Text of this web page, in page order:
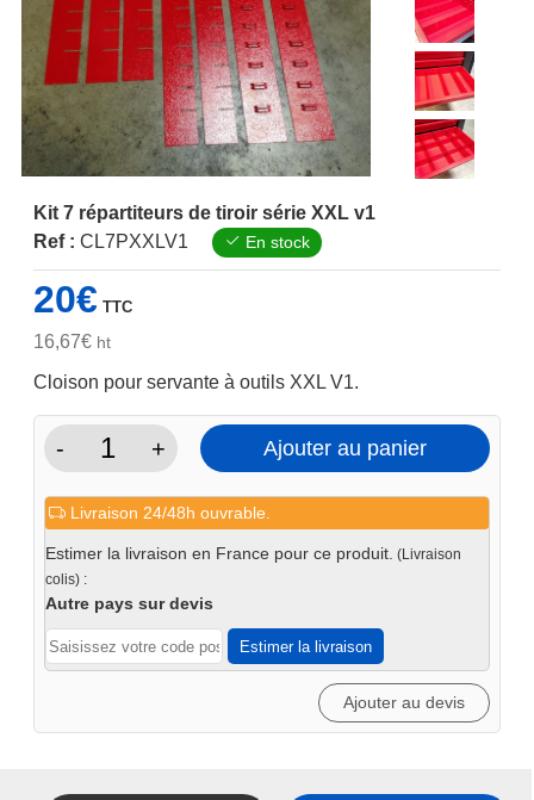
Kit 7 répartiteurs de tiroir série XXL v1
Ref : CL7PXXLV1 En stock
20€ TTC
16,67€ht
Cloison pour servante à outils XXL V1.
-
quantité
Kit
7
de
tiroir
série
+ Ajouter au panier
Livraison 24/48h ouvrable.
Estimer la livraison en France pour ce produit. (Livraison
colis) :
Autre pays sur devis
Estimer la livraison
Ajouter au devis